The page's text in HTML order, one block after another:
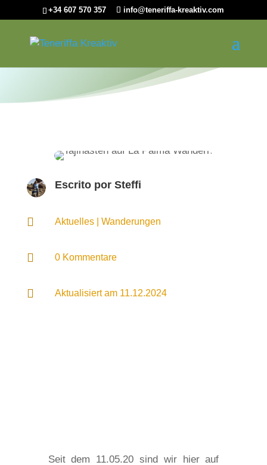
+34 607 570 357 info@teneriffa-kreaktiv.com
Escrito por Steffi
 Aktuelles| Wanderungen
 0 Kommentare
 Aktualisiert am 11.12.2024
Seit dem 11.05.20 sind wir hier auf